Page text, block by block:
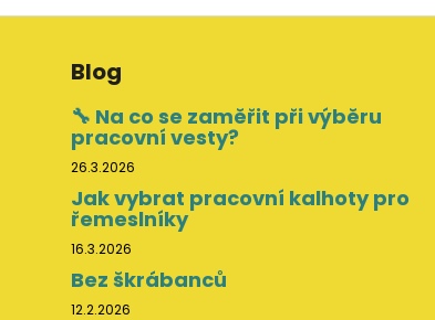
Blog
🔧 Na co se zaměřit při výběru
pracovní vesty?
26.3.2026
Jak vybrat pracovní kalhoty pro
řemeslníky
16.3.2026
Bez škrábanců
12.2.2026